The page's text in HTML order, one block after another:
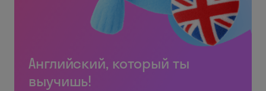
Английский, который ты
выучишь!